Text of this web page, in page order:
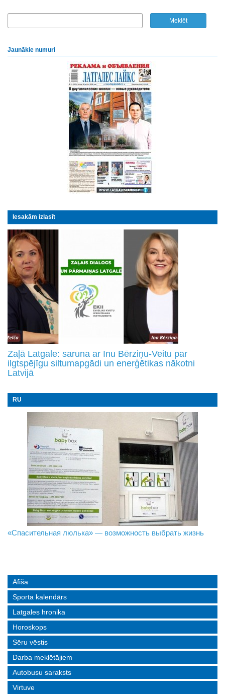
Jaunākie numuri
Iesakām izlasīt
Zaļā Latgale: saruna ar Inu Bērziņu-Veitu par
ilgtspējīgu siltumapgādi un enerģētikas nākotni
Latvijā
RU
В Даугавпилсе определили сильнейших в пляжном
«Спасительная люлька» — возможность выбрать жизнь
Новое поколение пограничников: Даугавпилсское
Afiša
Sporta kalendārs
Latgales hronika
Horoskops
Sēru vēstis
Darba meklētājiem
Autobusu saraksts
Virtuve